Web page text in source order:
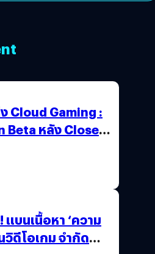
Cloud Gaming :
Beta หลัง Close
2025 ทะลุ 15
แบนเนื้อหา ‘ความ
วิดีโอเกม จำกัด